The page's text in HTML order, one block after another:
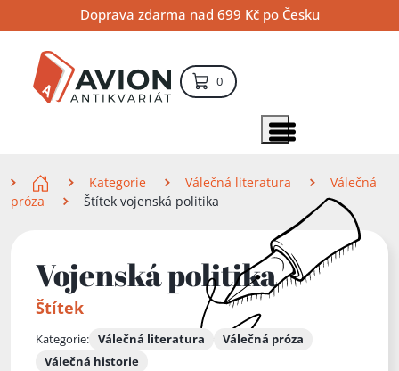
na
obsah
na
navigaci
na
vyhledávání
Doprava zdarma nad 699 Kč po Česku
0položek – košík
Zobrazit položky menu
Kategorie Válečná literatura
Válečná
próza
Štítek vojenská politika
Vojenská politika
Štítek
Kategorie: Válečná literatura
Válečná próza
Válečná historie